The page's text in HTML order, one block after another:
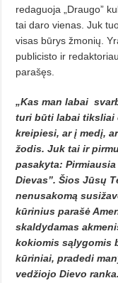
redaguoja „Draugo”
tai daro vienas. Juk
visas būrys žmonių.
publicisto ir
parašęs.
„Kas man labai
turi bū­ti labai tiksliai
kreipiesi, ar į medį,
žodis. Juk tai ir
pasakyta:
Dievas”. Šios Jū­sų
nenusakomą
kū­rinius parašė
skaldyda­mas
kokiomis sąlygomis
kūriniai, pradedi
vedžiojo Dievo ranka.